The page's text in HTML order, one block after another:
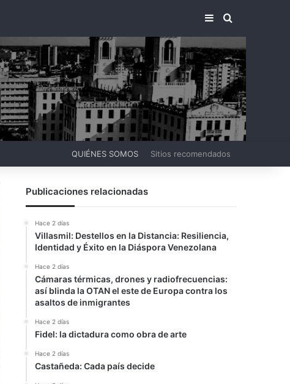
BARRA LATERAL
BUSCAR
QUIÉNES SOMOS Sitios recomendados
Publicaciones relacionadas
Hace 2 días
Villasmil: Destellos en la Distancia: Resiliencia,
Identidad y Éxito en la Diáspora Venezolana
Hace 2 días
Cámaras térmicas, drones y radiofrecuencias:
así blinda la OTAN el este de Europa contra los
asaltos de inmigrantes
Hace 2 días
Fidel: la dictadura como obra de arte
Hace 2 días
Castañeda: Cada país decide